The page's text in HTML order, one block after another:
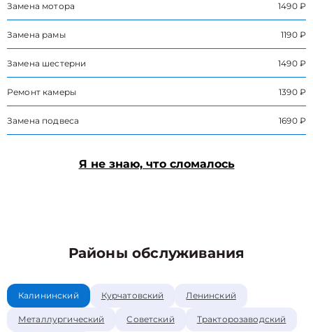
Замена мотора 1490 ₽
Замена рамы 1190 ₽
Замена шестерни 1490 ₽
Ремонт камеры 1390 ₽
Замена подвеса 1690 ₽
Я не знаю, что сломалось
Районы обслуживания
Калининский Курчатовский Ленинский
Металлургический Советский Тракторозаводский